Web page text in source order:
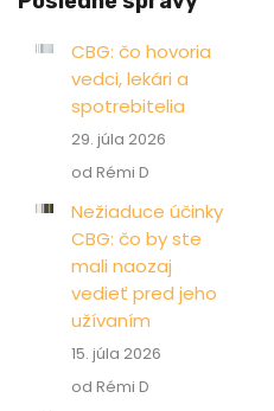
CBG: čo hovoria
vedci, lekári a
spotrebitelia
29. júla 2026
od Rémi D
Nežiaduce účinky
CBG: čo by ste
mali naozaj
vedieť pred jeho
užívaním
15. júla 2026
od Rémi D